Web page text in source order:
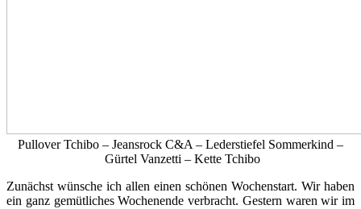
Pullover Tchibo – Jeansrock C&A – Lederstiefel Sommerkind –
Gürtel Vanzetti – Kette Tchibo
Zunächst wünsche ich allen einen schönen Wochenstart. Wir haben
ein ganz gemütliches Wochenende verbracht. Gestern waren wir im